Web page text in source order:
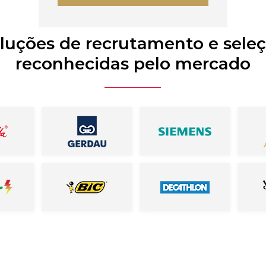
de recrutamento e
reconhecidas pelo mercado